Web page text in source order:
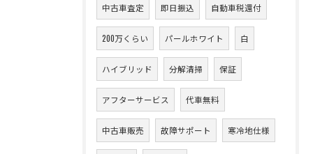
中古車査定 即日振込 自動車税還付
200万くらい パールホワイト 白
ハイブリッド 分解清掃 保証
アフターサービス 代車無料
中古車販売 故障サポート 寒冷地仕様